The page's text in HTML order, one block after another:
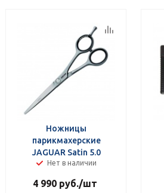
Ножницы
парикмахерские
JAGUAR Satin 5.0
Нет в наличии
4 990 руб./шт